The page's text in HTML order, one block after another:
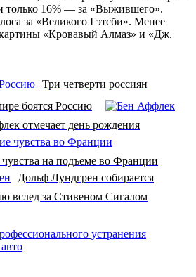
только 16% — за «Выжившего».
за «Великого Гэтсби». Менее
картины «Кровавый Алмаз» и «Дж.
Три четверти россиян
боятся Россию
отмечает день рождения
на подъеме во Франции
Дольф Лундгрен собирается
вслед за Стивеном Сигалом